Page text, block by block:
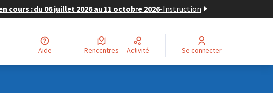
: du 06 juillet 2026 au 11 octobre 2026-Instruction
Aide Rencontres Activité Se connecter